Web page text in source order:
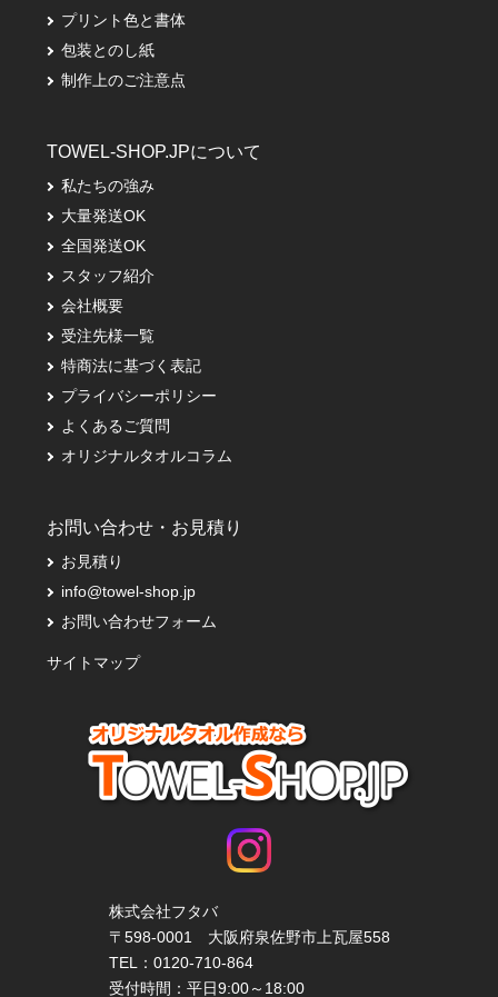
プリント色と書体
包装とのし紙
制作上のご注意点
TOWEL-SHOP.JPについて
私たちの強み
大量発送OK
全国発送OK
スタッフ紹介
会社概要
受注先様一覧
特商法に基づく表記
プライバシーポリシー
よくあるご質問
オリジナルタオルコラム
お問い合わせ・お見積り
お見積り
info@towel-shop.jp
お問い合わせフォーム
サイトマップ
株式会社フタバ
〒598-0001 大阪府泉佐野市上瓦屋558
TEL： 0120-710-864
受付時間：平日9:00～18:00